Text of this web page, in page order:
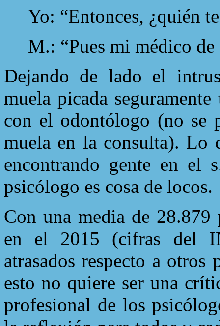
Yo: “Entonces, ¿quién
M.: “Pues mi médico de
Dejando de lado el
muela picada
con el odontólogo (no se
muela en la consulta). Lo
encontrando gente en el
psicólogo es cosa de locos.
Con una media de 28.879
en el 2015 (cifras del
atrasados respecto a
esto no quiere ser una
profesional de los